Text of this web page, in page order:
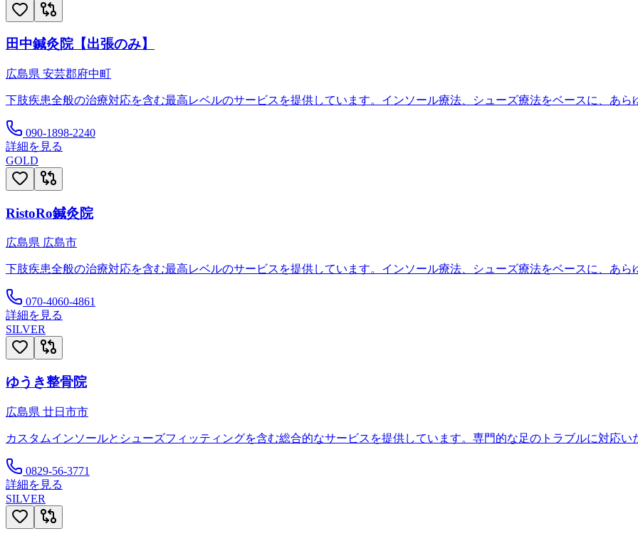
田中鍼灸院【出張のみ】
広島県 安芸郡府中町
下肢疾患全般の治療対応を含む最高レベルのサービスを提供しています。インソール療法、シューズ療法をベースに、あら
090-1898-2240
詳細を見る
GOLD
RistoRo鍼灸院
広島県 広島市
下肢疾患全般の治療対応を含む最高レベルのサービスを提供しています。インソール療法、シューズ療法をベースに、あら
070-4060-4861
詳細を見る
SILVER
ゆうき整骨院
広島県 廿日市市
カスタムインソールとシューズフィッティングを含む総合的なサービスを提供しています。専門的な足のトラブルに対応い
0829-56-3771
詳細を見る
SILVER